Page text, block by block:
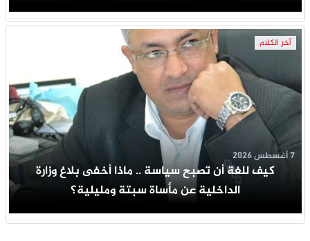
آخر الكلام
كيف للغة أن تصبح سياسة .. ماذا أخفى بلاغ وزارة
الداخلية عن مأساة سبتة ومليلية؟
7 أغسطس 2026